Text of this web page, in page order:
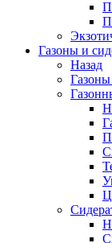
Газоны и
Назад